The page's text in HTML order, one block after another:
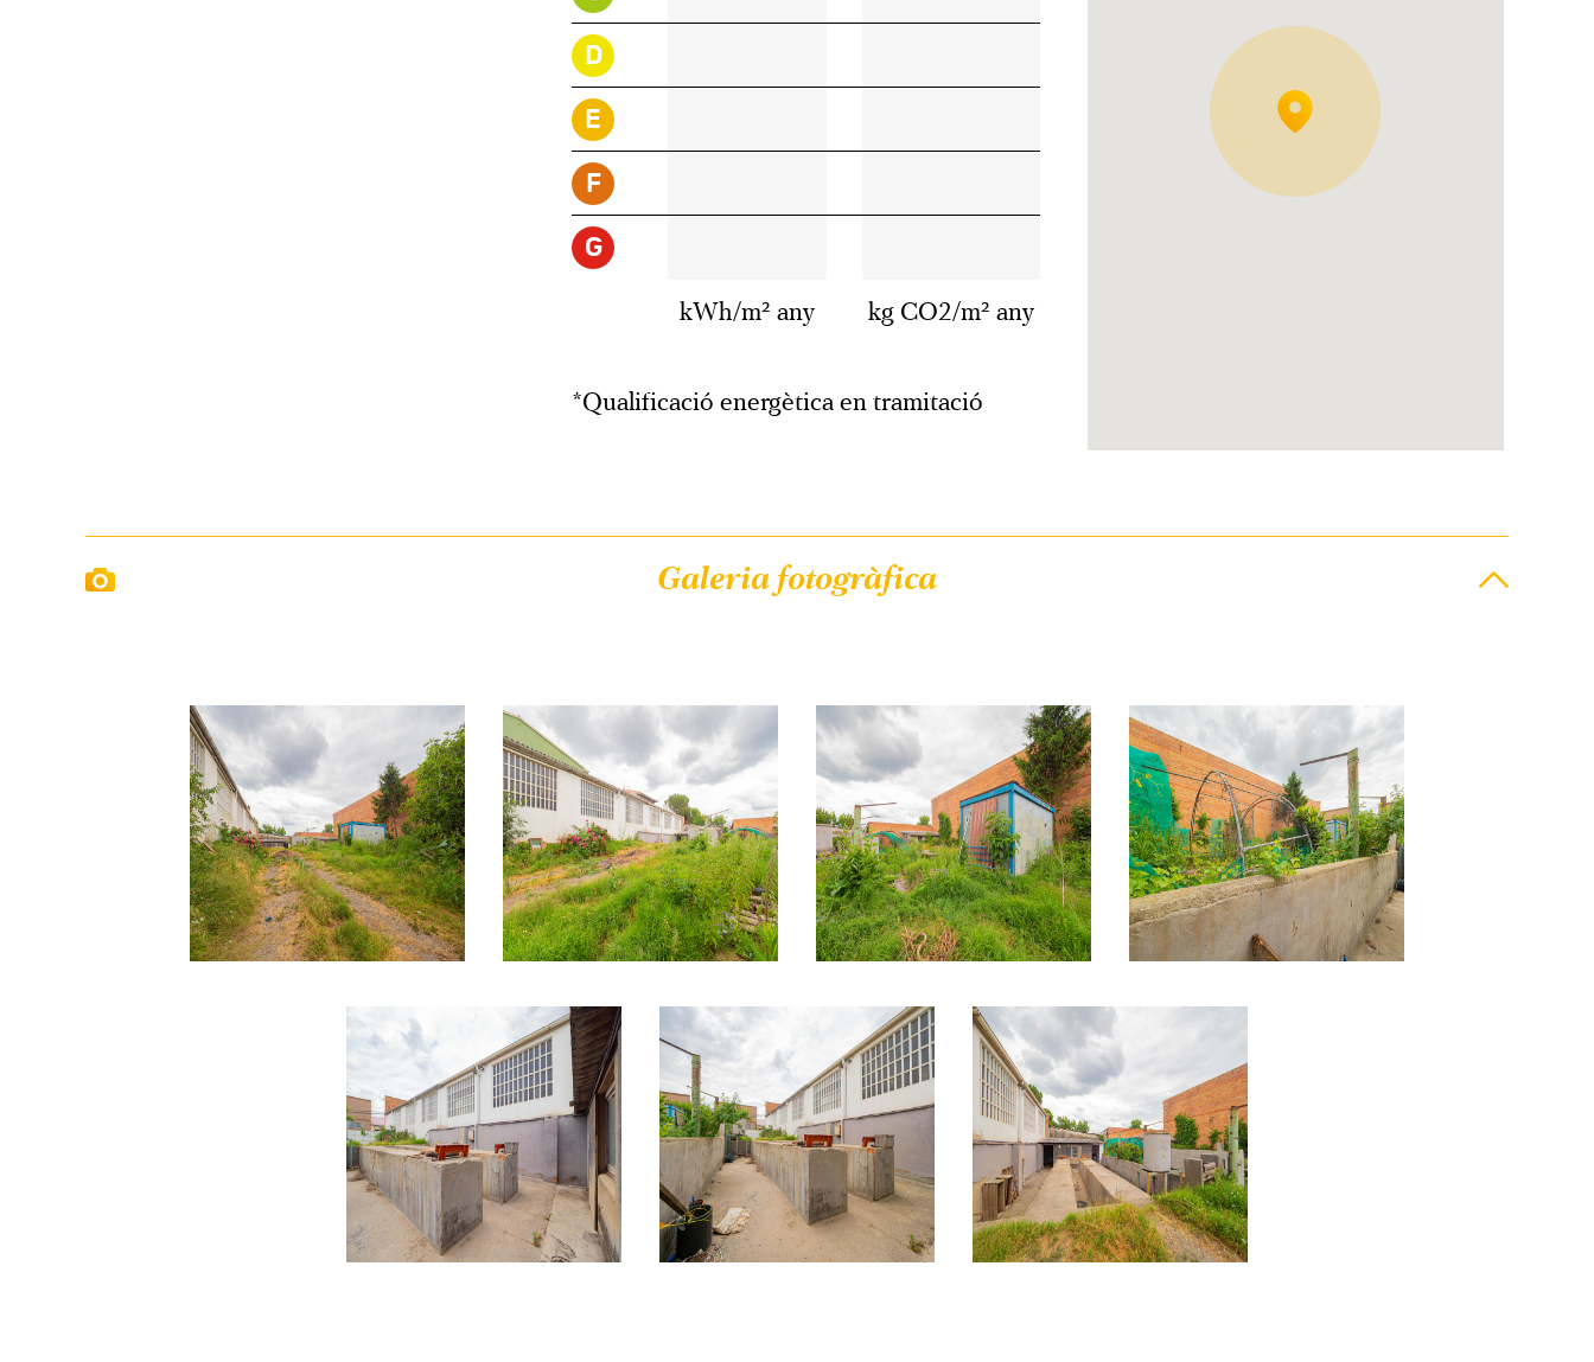
D
E
F
G
kWh/m² any kg CO2/m² any
*Qualificació energètica en tramitació
Galeria fotogràfica